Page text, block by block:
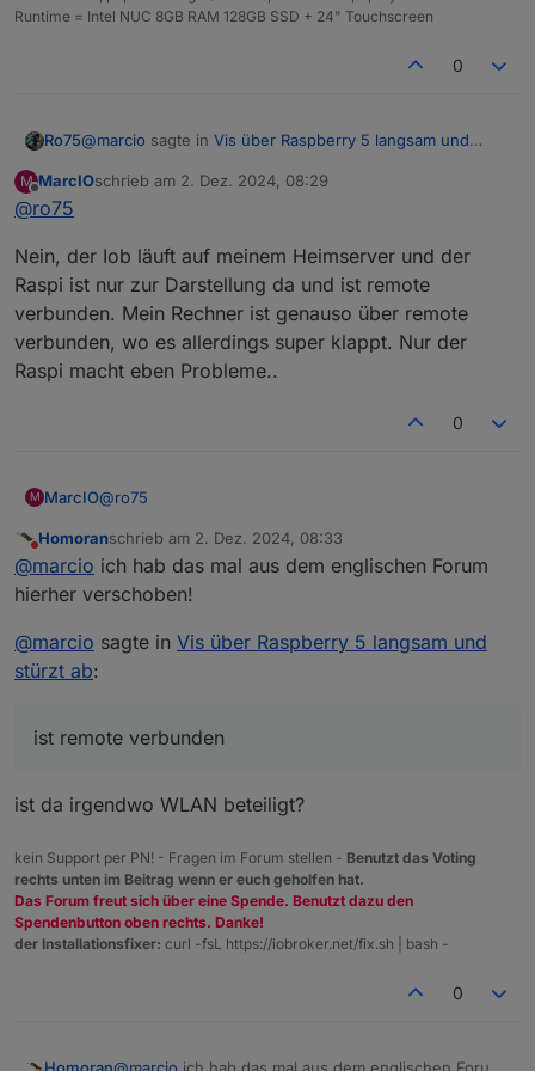
deaktivieren
Runtime = Intel NUC 8GB RAM 128GB SSD + 24" Touchscreen
0
Ro75@marcio sagte in Vis über Raspberry 5 langsam und
läuft iobroker und VIS (zur Darstellung) auf dem selben
Ro75.
M
Offline
MarcIOschrieb am 2. Dez. 2024, 08:29
zuletzt editiert von
@ro75
Nein, der Iob läuft auf meinem Heimserver und der
Raspi ist nur zur Darstellung da und ist remote
verbunden. Mein Rechner ist genauso über remote
verbunden, wo es allerdings super klappt. Nur der
Raspi macht eben Probleme..
0
M MarcIO@ro75
Nein, der Iob läuft auf meinem Heimserver und der
Raspi ist nur zur Darstellung da und ist remote
verbunden. Mein Rechner ist genauso über remote
Raspi macht eben Probleme..
Nicht stören
Homoranschrieb am 2. Dez. 2024, 08:33
zuletzt editiert von
@marcio ich hab das mal aus dem englischen Forum
hierher verschoben!
@marcio sagte in Vis über Raspberry 5 langsam und
stürzt ab:
ist remote verbunden
ist da irgendwo WLAN beteiligt?
kein Support per PN! - Fragen im Forum stellen - Benutzt das Voting
rechts unten im Beitrag wenn er euch geholfen hat.
Das Forum freut sich über eine Spende. Benutzt dazu den
Spendenbutton oben rechts. Danke!
der Installationsfixer: curl -fsL https://iobroker.net/fix.sh | bash -
0
@marcio ich hab das mal aus dem englischen Forum